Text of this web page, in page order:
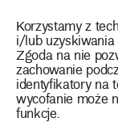
Korzystamy z
i/lub
Zgoda na nie
zachowanie
identyfikatory na
wycofanie może
funkcje.
Kontakt
instagram
twitter
Polityka prywatności